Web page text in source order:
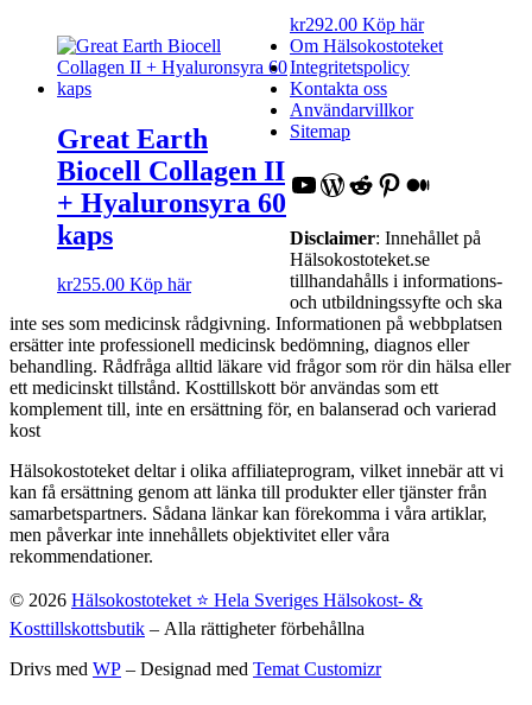
kr292.00 Köp här
Great Earth
Biocell Collagen II
+ Hyaluronsyra 60
kaps
kr255.00 Köp här
Om Hälsokostoteket
Integritetspolicy
Kontakta oss
Användarvillkor
Sitemap
YouTube
WordPress
Reddit
Pinterest
Medium
Disclaimer: Innehållet på
Hälsokostoteket.se
tillhandahålls i informations-
och utbildningssyfte och ska
inte ses som medicinsk rådgivning. Informationen på webbplatsen
ersätter inte professionell medicinsk bedömning, diagnos eller
behandling. Rådfråga alltid läkare vid frågor som rör din hälsa eller
ett medicinskt tillstånd. Kosttillskott bör användas som ett
komplement till, inte en ersättning för, en balanserad och varierad
kost
Hälsokostoteket deltar i olika affiliateprogram, vilket innebär att vi
kan få ersättning genom att länka till produkter eller tjänster från
samarbetspartners. Sådana länkar kan förekomma i våra artiklar,
men påverkar inte innehållets objektivitet eller våra
rekommendationer.
© 2026 Hälsokostoteket ⭐️ Hela Sveriges Hälsokost- &
Kosttillskottsbutik – Alla rättigheter förbehållna
Drivs med WP – Designad med Temat Customizr